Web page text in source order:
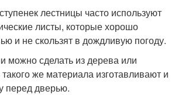
лестницы часто используют
листы, которые хорошо
и не скользят в дождливую погоду.
можно сделать из дерева или
же материала изготавливают и
перед дверью.